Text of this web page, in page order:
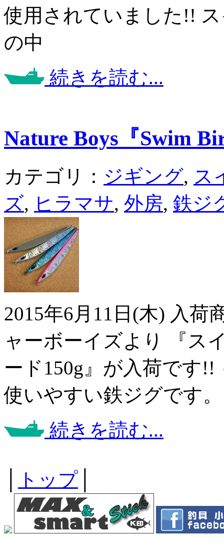
使用されていました!!
の中
続きを読む...
Nature Boys『Swim
カテゴリ： ジギング, ス
ズ, ヒラマサ, 外房, 鉄ジ
2015年6月11日(木) 入荷
ャーボーイズより 『ス
ード150g』が入荷です
使いやすい鉄ジグです
続きを読む...
トップ